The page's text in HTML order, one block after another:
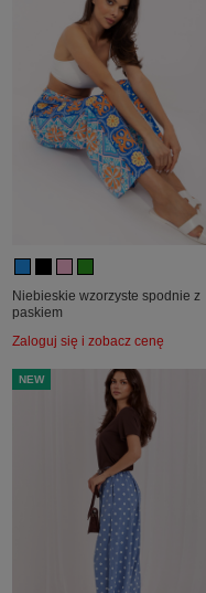
Niebieskie wzorzyste spodnie z
paskiem
Zaloguj się i zobacz cenę
NEW